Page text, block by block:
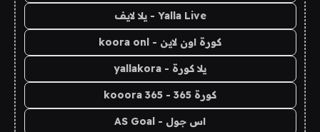
Yalla Live - يلا لايف
كورة اون لاين - koora onl
يلا كورة - yallakora
كورة 365 - kooora 365
اس جول - AS Goal